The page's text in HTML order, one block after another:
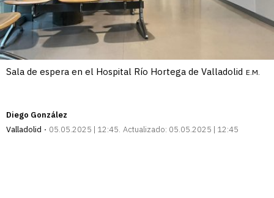
Sala de espera en el Hospital Río Hortega de Valladolid E.M.
Diego González
Valladolid
05.05.2025 | 12:45 Actualizado: 05.05.2025 | 12:45